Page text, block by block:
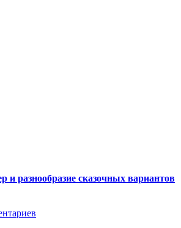
и разнообразие сказочных вариантов